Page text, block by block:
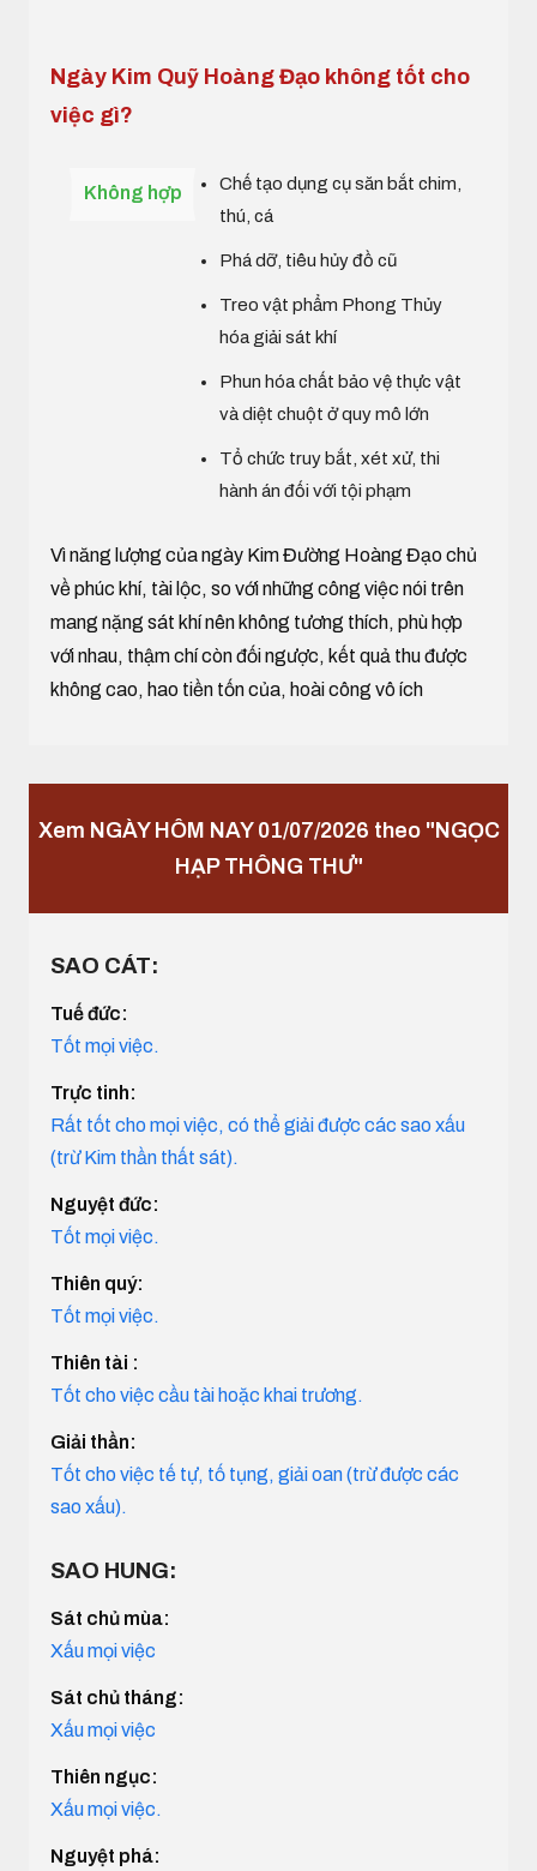
Ngày Kim Quỹ Hoàng Đạo không tốt cho
việc gì?
Không hợp
Chế tạo dụng cụ săn bắt chim,
thú, cá
Phá dỡ, tiêu hủy đồ cũ
Treo vật phẩm Phong Thủy
hóa giải sát khí
Phun hóa chất bảo vệ thực vật
và diệt chuột ở quy mô lớn
Tổ chức truy bắt, xét xử, thi
hành án đối với tội phạm
Vì năng lượng của ngày Kim Đường Hoàng Đạo chủ
về phúc khí, tài lộc, so với những công việc nói trên
mang nặng sát khí nên không tương thích, phù hợp
với nhau, thậm chí còn đối ngược, kết quả thu được
không cao, hao tiền tốn của, hoài công vô ích
Xem NGÀY HÔM NAY 01/07/2026 theo "NGỌC
HẠP THÔNG THƯ"
SAO CÁT:
Tuế đức:
Tốt mọi việc.
Trực tinh:
Rất tốt cho mọi việc, có thể giải được các sao xấu
(trừ Kim thần thất sát).
Nguyệt đức:
Tốt mọi việc.
Thiên quý:
Tốt mọi việc.
Thiên tài :
Tốt cho việc cầu tài hoặc khai trương.
Giải thần:
Tốt cho việc tế tự, tố tụng, giải oan (trừ được các
sao xấu).
SAO HUNG:
Sát chủ mùa:
Xấu mọi việc
Sát chủ tháng:
Xấu mọi việc
Thiên ngục:
Xấu mọi việc.
Nguyệt phá: